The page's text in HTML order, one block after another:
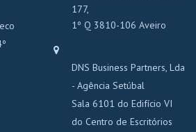
177,
1º Q 3810-106 Aveiro
DNS Business Partners, Lda
- Agência Setúbal
Sala 6101 do Edifício VI
do Centro de Escritórios